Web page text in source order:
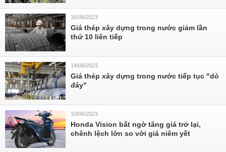
16/06/2023
Giá thép xây dựng trong nước giảm lần
thứ 10 liên tiếp
14/06/2023
Giá thép xây dựng trong nước tiếp tục "dò
đáy"
10/06/2023
Honda Vision bất ngờ tăng giá trở lại,
chênh lệch lớn so với giá niêm yết